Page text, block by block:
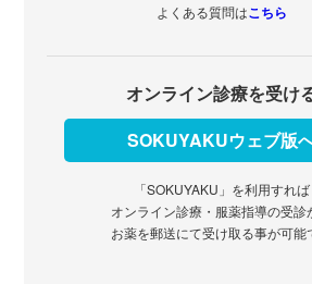
よくある質問はこちら
オンライン診療を受け
SOKUYAKUウェブ版
「SOKUYAKU」を利用すれば
オンライン診療・服薬指導の受診
お薬を郵送にて受け取る事が可能